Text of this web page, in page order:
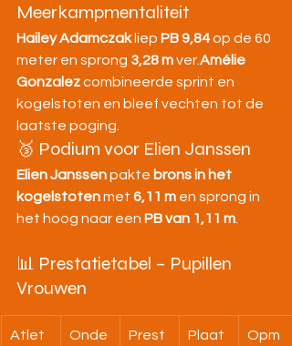
Meerkampmentaliteit
Hailey Adamczak liep PB 9,84 op de 60
meter en sprong 3,28 m ver.Amélie
Gonzalez combineerde sprint en
kogelstoten en bleef vechten tot de
laatste poging.
🥉 Podium voor Elien Janssen
Elien Janssen pakte brons in het
kogelstoten met 6,11 m en sprong in
het hoog naar een PB van 1,11 m
📊 Prestatietabel – Pupillen
Vrouwen
Atlet
Onde
Prest
Plaat
Opm